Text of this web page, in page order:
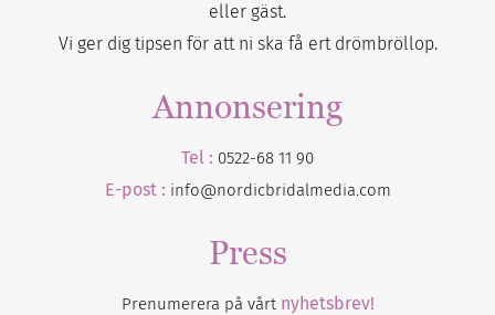
eller gäst.
Vi ger dig tipsen för att ni ska få ert drömbröllop.
Annonsering
Tel : 0522-68 11 90
E-post : info@nordicbridalmedia.com
Press
Prenumerera på vårt nyhetsbrev!